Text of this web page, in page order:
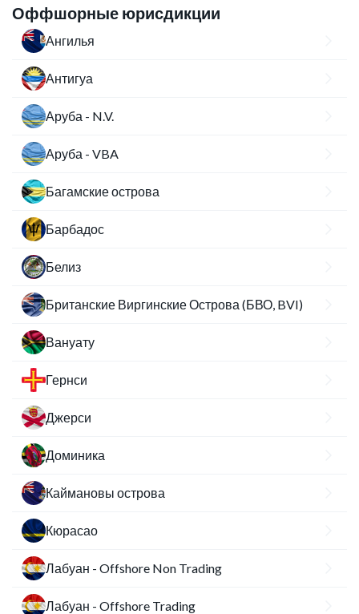
Оффшорные юрисдикции
Ангилья
Антигуа
Аруба - N.V.
Аруба - VBA
Багамские острова
Барбадос
Белиз
Британские Виргинские Острова (БВО, BVI)
Вануату
Гернси
Джерси
Доминика
Каймановы острова
Кюрасао
Лабуан - Offshore Non Trading
Лабуан - Offshore Trading